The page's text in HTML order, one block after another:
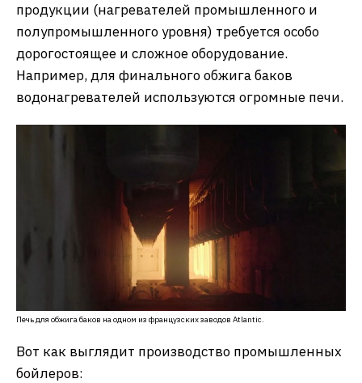
продукции (нагревателей промышленного и
полупромышленного уровня) требуется особо
дорогостоящее и сложное оборудование.
Например, для финального обжига баков
водонагревателей используются огромные печи.
Печь для обжига баков на одном из французских заводов Atlantic.
Вот как выглядит производство промышленных
бойлеров: